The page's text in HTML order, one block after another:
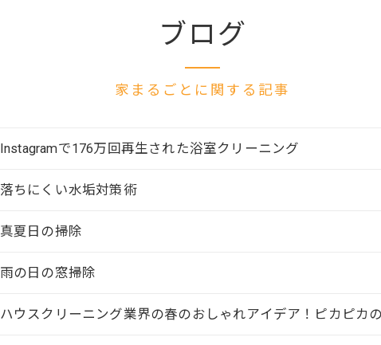
ブログ
家まるごとに関する記事
Instagramで176万回再生された浴室クリーニング
落ちにくい水垢対策術
真夏日の掃除
雨の日の窓掃除
ハウスクリーニング業界の春のおしゃれアイデア！ピカピカ